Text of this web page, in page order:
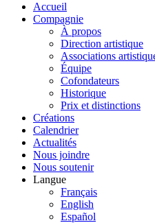
Accueil
Compagnie
À propos
Direction artistique
Associations
Équipe
Cofondateurs
Historique
Prix et distinctions
Créations
Calendrier
Actualités
Nous joindre
Nous soutenir
Langue
Français
English
Español